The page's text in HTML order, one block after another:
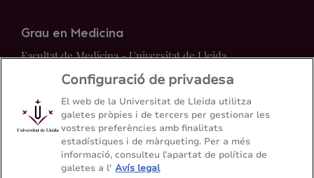
Grau en Medicina
Facultat de Medicina - Universitat de Lleida
Mapa del web Contacte
973 70 24 00
Configuració de privadesa
El web de la Universitat de Lleida utilitza
galetes pròpies i de tercers per gestionar les
vostres preferències amb finalitats
estadístiques i de màrqueting. Per a més
informació, consulteu l’apartat de política de
galetes a l' Avís legal